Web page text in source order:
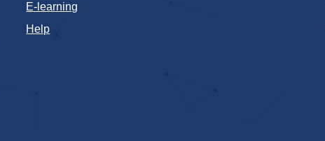
E-learning
Help